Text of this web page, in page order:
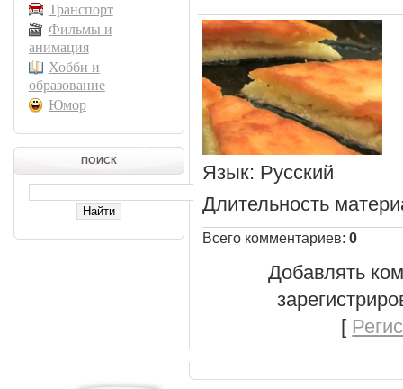
Транспорт
Фильмы и
анимация
Хобби и
образование
Юмор
ПОИСК
Язык: Русский
Длительность
Всего комментариев: 0
Добавлять
[